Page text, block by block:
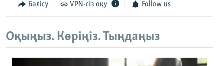
Бөлісу VPN-сіз оқу Follow us
Оқыңыз. Көріңіз. Тыңдаңыз